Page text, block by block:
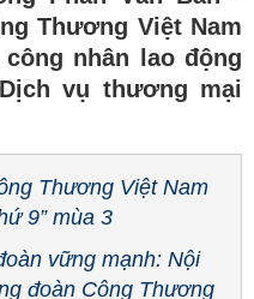
Thương Việt Nam
nhân lao động
vụ thương mại
Thương Việt Nam
9” mùa 3
vững mạnh: Nội
đoàn Công Thương